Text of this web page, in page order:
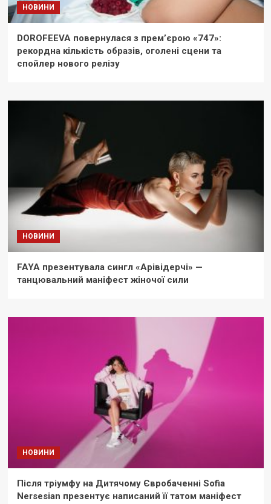
НОВИНИ
DOROFEEVA повернулася з прем’єрою «747»:
рекордна кількість образів, оголені сцени та
спойлер нового релізу
НОВИНИ
FAYA презентувала сингл «Арівідерчі» —
танцювальний маніфест жіночої сили
НОВИНИ
Після тріумфу на Дитячому Євробаченні Sofia
Nersesian презентує написаний її татом маніфест